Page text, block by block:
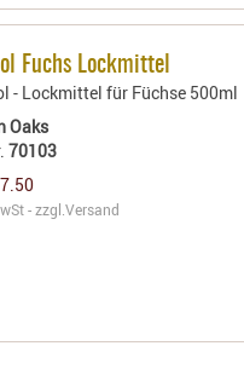
Fuchs Lockmittel
- Lockmittel für Füchse 500ml
Oaks
70103
- zzgl.Versand